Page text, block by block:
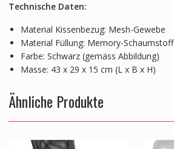
Technische Daten:
Material Kissenbezug: Mesh-Gewebe
Material Füllung: Memory-Schaumstoff
Farbe: Schwarz (gemäss Abbildung)
Masse: 43 x 29 x 15 cm (L x B x H)
Ähnliche Produkte